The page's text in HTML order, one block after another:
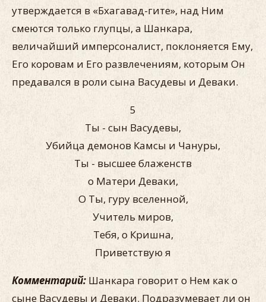
утверждается в «Бхагавад-гите», над Ним
смеются только глупцы, а Шанкара,
величайший имперсоналист, поклоняется Ему,
Его коровам и Его развлечениям, которым Он
предавался в роли сына Васудевы и Деваки.
5
Ты - сын Васудевы,
Убийца демонов Камсы и Чануры,
Ты - высшее блаженств
о Матери Деваки,
О Ты, гуру вселенной,
Учитель миров,
Тебя, о Кришна,
Приветствую я
Комментарий: Шанкара говорит о Нем как о
сыне Васудевы и Деваки. Подразумевает ли он